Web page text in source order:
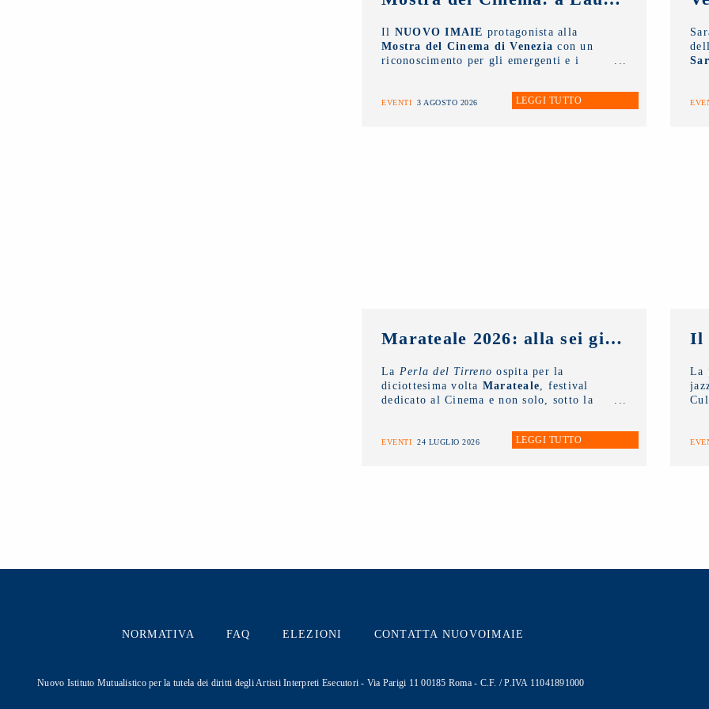
Il NUOVO IMAIE protagonista alla
Mostra del Cinema di Venezia con un
riconoscimento per gli emergenti e i
EVENTI 3 AGOSTO 2026 LEGGI TUTTO
la
Marateale 2026: alla sei giorni dedicati al cinema e non solo, la masterclass del NUOVO IMAIE
La Perla del Tirreno ospita per la
diciottesima volta Marateale , festival
dedicato al Cinema e non solo, sotto la
Fino a domani proiezioni, eventi e
EVENTI 24 LUGLIO 2026 LEGGI TUTTO
La
NORMATIVA FAQ ELEZIONI CONTATTA NUOVOIMAIE
Nuovo Istituto Mutualistico per la tutela dei diritti degli Artisti Interpreti Esecutori - Via Parigi 11 00185 Roma - C.F. / P.IVA 11041891000